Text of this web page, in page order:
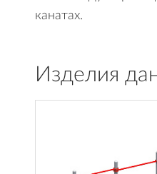
канатах.
Изделия